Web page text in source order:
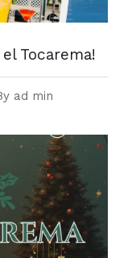
Tocarema!
ad min